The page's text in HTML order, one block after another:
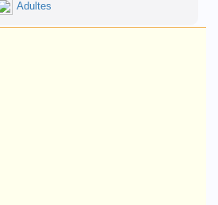
Adultes